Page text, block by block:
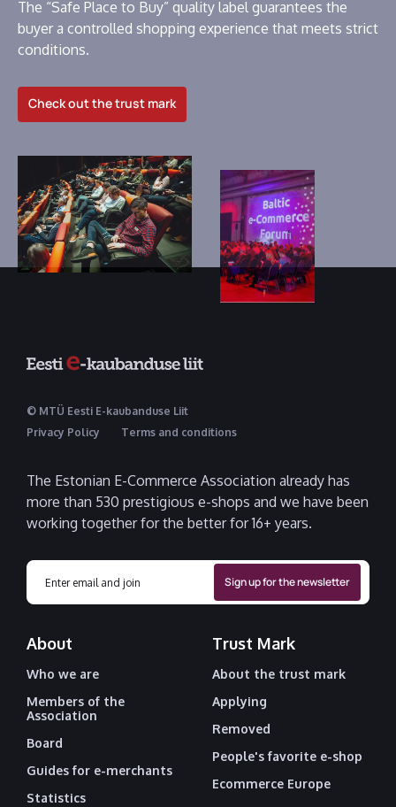
The “Safe Place to Buy” quality label guarantees the
buyer a controlled shopping experience that meets strict
conditions.
Check out the trust mark
© MTÜ Eesti E-kaubanduse Liit
Privacy Policy
Terms and conditions
The Estonian E-Commerce Association already has
more than 530 prestigious e-shops and we have been
working together for the better for 16+ years.
About
Who we are
Members of the
Association
Board
Guides for e-merchants
Statistics
Trust Mark
About the trust mark
Applying
Removed
People's favorite e-shop
Ecommerce Europe